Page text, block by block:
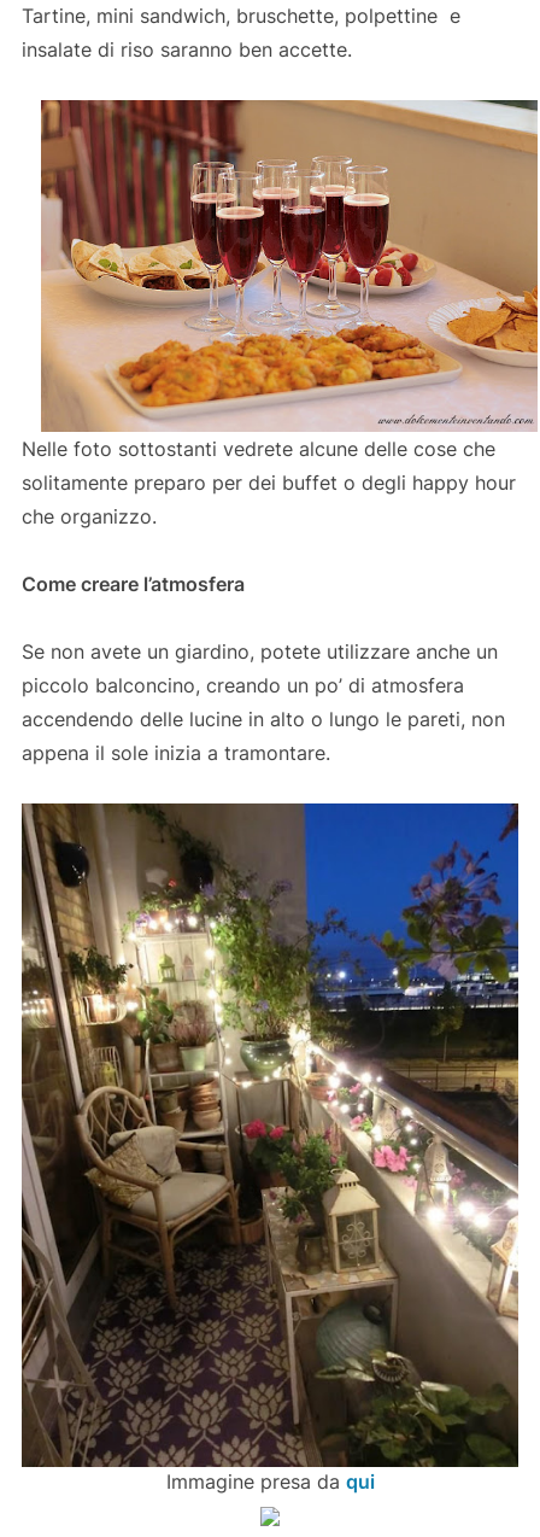
Tartine, mini sandwich, bruschette, polpettine e
insalate di riso saranno ben accette.
Nelle foto sottostanti vedrete alcune delle cose che
solitamente preparo per dei buffet o degli happy hour
che organizzo.
Come creare l’atmosfera
Se non avete un giardino, potete utilizzare anche un
piccolo balconcino, creando un po’ di atmosfera
accendendo delle lucine in alto o lungo le pareti, non
appena il sole inizia a tramontare.
Immagine presa da qui